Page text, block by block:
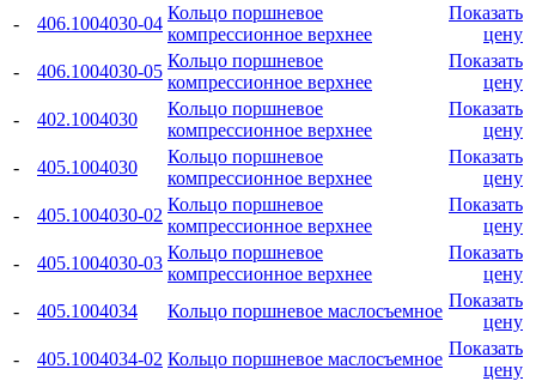
-
406.1004030-04
Кольцо поршневое
компрессионное верхнее
Показать
цену
-
406.1004030-05
Кольцо поршневое
компрессионное верхнее
Показать
цену
-
402.1004030
Кольцо поршневое
компрессионное верхнее
Показать
цену
-
405.1004030
Кольцо поршневое
компрессионное верхнее
Показать
цену
-
405.1004030-02
Кольцо поршневое
компрессионное верхнее
Показать
цену
-
405.1004030-03
Кольцо поршневое
компрессионное верхнее
Показать
цену
-
405.1004034 Кольцо поршневое маслосъемное
Показать
цену
-
405.1004034-02 Кольцо поршневое маслосъемное
Показать
цену